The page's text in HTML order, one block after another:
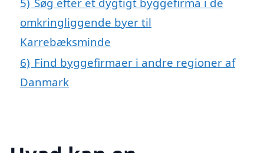
omkringliggende byer til
Karrebæksminde
6) Find byggefirmaer i andre regioner af
Danmark